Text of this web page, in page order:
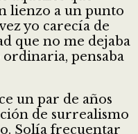
lienzo a un punto
yo carecía de
que no me dejaba
pensaba
un par de años
de surrealismo
Solía frecuentar